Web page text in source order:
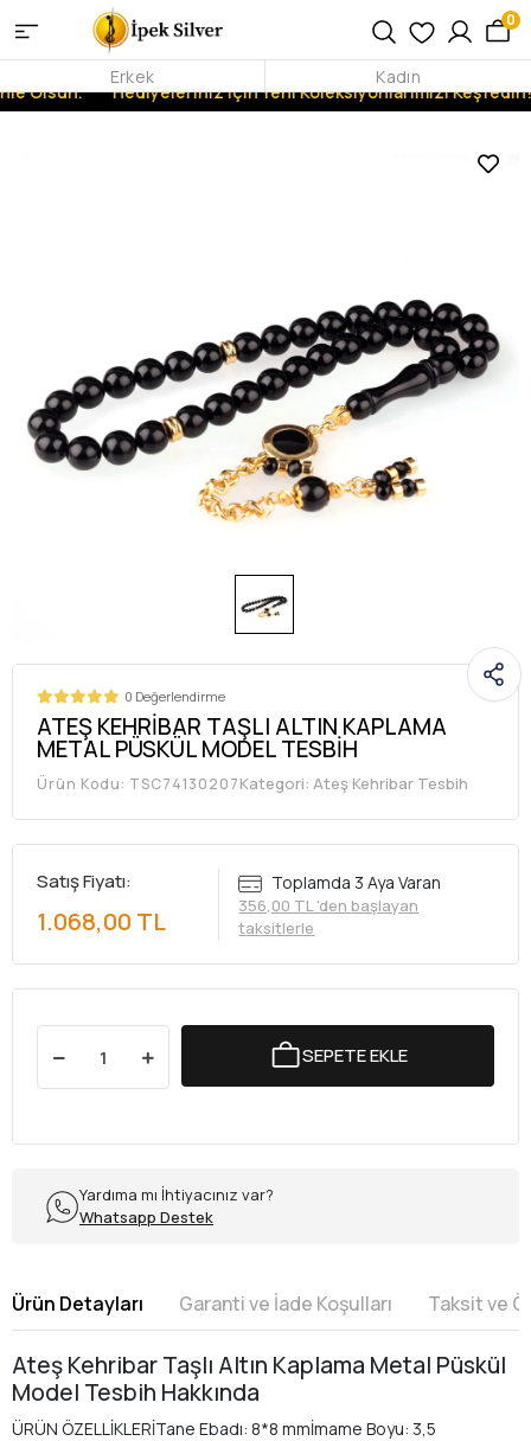
Olsun. Hediyeleriniz İçin Yeni Koleksiyonlarımızı Keşfedin!
0
Erkek Kadın
0 Değerlendirme
ATEŞ KEHRİBAR TAŞLI ALTIN KAPLAMA
METAL PÜSKÜL MODEL TESBİH
Ürün Kodu: TSC74130207Kategori: Ateş Kehribar Tesbih
Satış Fiyatı:
1.068,00 TL
Toplamda 3 Aya Varan
356,00 TL 'den başlayan
taksitlerle
SEPETE EKLE
Yardıma mı İhtiyacınız var?
Whatsapp Destek
Ürün Detayları Garanti ve İade Koşulları Taksit ve
Ateş Kehribar Taşlı Altın Kaplama Metal Püskül
Model Tesbih Hakkında
ÜRÜN ÖZELLİKLERİTane Ebadı: 8*8 mmİmame Boyu: 3,5